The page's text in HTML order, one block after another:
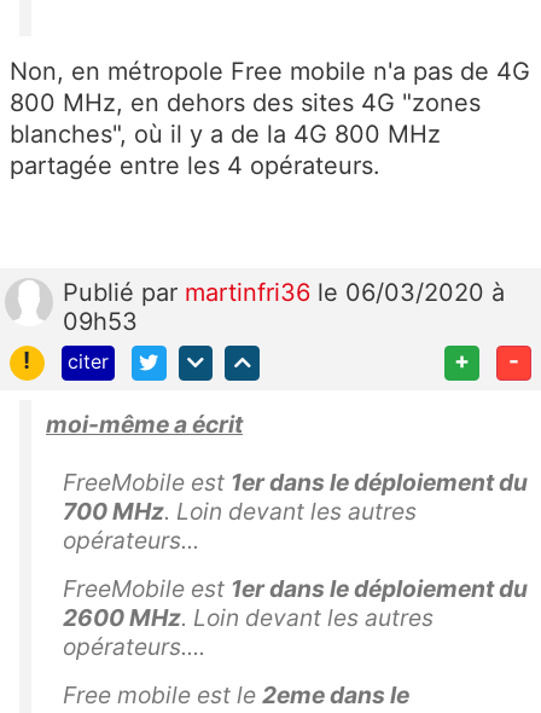
Non, en métropole Free mobile n'a pas de 4G
800 MHz, en dehors des sites 4G "zones
blanches", où il y a de la 4G 800 MHz
partagée entre les 4 opérateurs.
Publié par martinfri36 le 06/03/2020 à
09h53
!
citer + -
moi-même a écrit
FreeMobile est 1er dans le déploiement du
700 MHz. Loin devant les autres
opérateurs...
FreeMobile est 1er dans le déploiement du
2600 MHz. Loin devant les autres
opérateurs....
Free mobile est le 2eme dans le